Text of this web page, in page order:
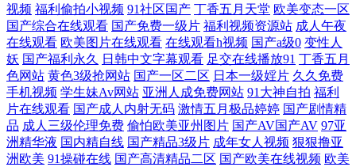
五月天亚洲综合 人人干aV 91无码黑丝视频 肏屄视频影院 福利av在线 国产
黄a三级大片 涩瑟综合网在线看 91传媒视频在线看 91大神黑丝在线 91国
模在线 91蝌蚪在线视频 草草豆花社区 传媒视频免费在线看 国产性爱不卡
在线观看 激情婷婷 九色福利国产91 久热国产久9 欧美日韩黄页免费 瑟瑟
视频 福利偷拍小视频 91社区国产 丁香五月天堂 欧美变态一区
国产综合在线观看 国产免费一级片 福利视频资源站 成人午夜
在线观看 欧美图片在线观看 在线观看h视频 国产a级0 变性人
妖 国产福利永久 日韩中文字幕观看 足交在线播放91 丁香五月
色网站 黄色3级抢网站 国产一区二区 日本一级婬片 久久免费
手机视频 学生妹Av网站 亚洲人成免费网站 91大神自拍 福利
片在线观看 国产成人内射无码 激情五月极品婷婷 国产剧情精
品 成人三级伦理免费 偷怕欧美亚州图片 国产AV国产AV 97亚
洲精华液 国内精自线 国产精品3级片 成年女人视频 狠狠撸亚
洲欧美 91操碰在线 国产高清精品二区 国产欧美在线视频 欧美